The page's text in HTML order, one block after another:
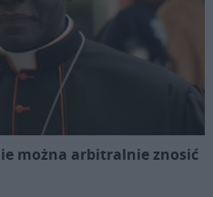
można arbitralnie znosić